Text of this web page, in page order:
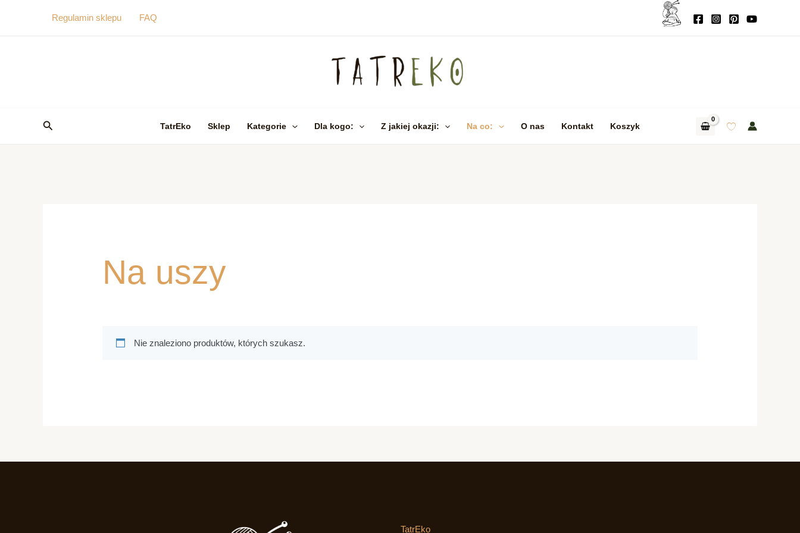
Regulamin sklepu FAQ
Szukaj TatrEko Sklep Kategorie Dla kogo: Z jakiej okazji: Na co: O nas Kontakt Koszyk
Na uszy
Nie znaleziono produktów, których szukasz.
TatrEko